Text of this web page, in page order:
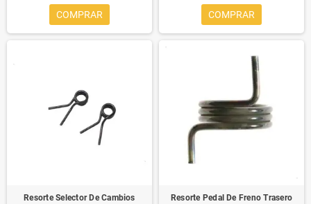
COMPRAR COMPRAR
Resorte Selector De Cambios
Resorte Pedal De Freno Trasero